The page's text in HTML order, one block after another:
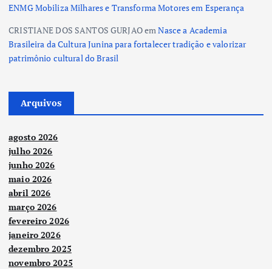
ENMG Mobiliza Milhares e Transforma Motores em Esperança
CRISTIANE DOS SANTOS GURJAOemNasce a Academia
Brasileira da Cultura Junina para fortalecer tradição e valorizar
patrimônio cultural do Brasil
Arquivos
agosto 2026
julho 2026
junho 2026
maio 2026
abril 2026
março 2026
fevereiro 2026
janeiro 2026
dezembro 2025
novembro 2025